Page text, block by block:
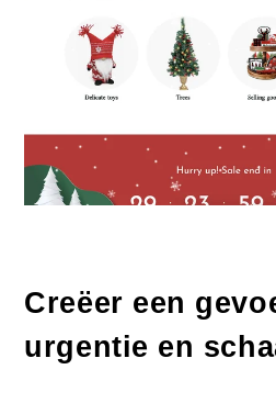
Creëer een
urgentie en